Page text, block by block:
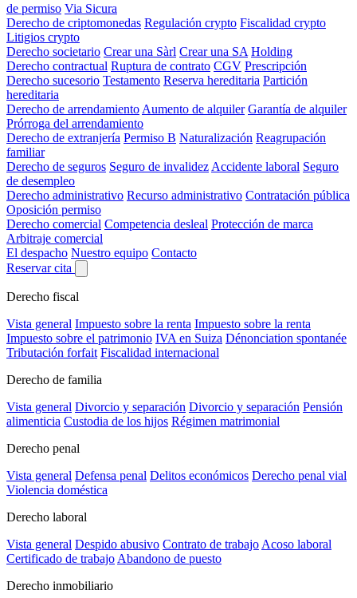
de permiso Via Sicura
Derecho de criptomonedas Regulación crypto Fiscalidad crypto
Litigios crypto
Derecho societario Crear una Sàrl Crear una SA Holding
Derecho contractual Ruptura de contrato CGV Prescripción
Derecho sucesorio Testamento Reserva hereditaria Partición
hereditaria
Derecho de arrendamiento Aumento de alquiler Garantía de alquiler
Prórroga del arrendamiento
Derecho de extranjería Permiso B Naturalización Reagrupación
familiar
Derecho de seguros Seguro de invalidez Accidente laboral Seguro
de desempleo
Derecho administrativo Recurso administrativo Contratación pública
Oposición permiso
Derecho comercial Competencia desleal Protección de marca
Arbitraje comercial
El despacho Nuestro equipo Contacto
Reservar cita
Derecho fiscal
Vista general Impuesto sobre la renta Impuesto sobre la renta
Impuesto sobre el patrimonio IVA en Suiza Dénonciation spontanée
Tributación forfait Fiscalidad internacional
Derecho de familia
Vista general Divorcio y separación Divorcio y separación Pensión
alimenticia Custodia de los hijos Régimen matrimonial
Derecho penal
Vista general Defensa penal Delitos económicos Derecho penal vial
Violencia doméstica
Derecho laboral
Vista general Despido abusivo Contrato de trabajo Acoso laboral
Certificado de trabajo Abandono de puesto
Derecho inmobiliario